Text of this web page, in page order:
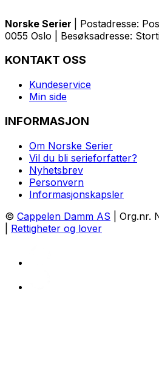
Norske Serier
| Postadresse:
0055 Oslo | Besøksadresse:
KONTAKT OSS
Kundeservice
Min side
INFORMASJON
Om Norske Serier
Vil du bli serieforfatter?
Nyhetsbrev
Personvern
Informasjonskapsler
© Cappelen Damm AS | Org.nr.
Rettigheter og lover